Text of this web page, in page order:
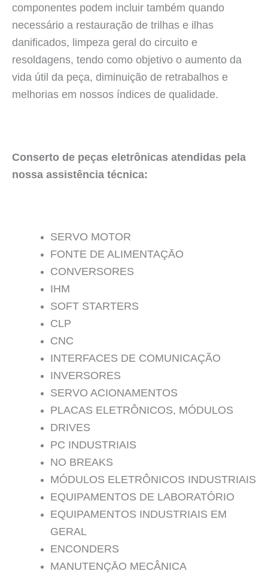
componentes podem incluir também quando
necessário a restauração de trilhas e ilhas
danificados, limpeza geral do circuito e
resoldagens, tendo como objetivo o aumento da
vida útil da peça, diminuição de retrabalhos e
melhorias em nossos índices de qualidade.
Conserto de peças eletrônicas atendidas pela
nossa assistência técnica:
SERVO MOTOR
FONTE DE ALIMENTAÇĀO
CONVERSORES
IHM
SOFT STARTERS
CLP
CNC
INTERFACES DE COMUNICAÇÃO
INVERSORES
SERVO ACIONAMENTOS
PLACAS ELETRÔNICOS, MÓDULOS
DRIVES
PC INDUSTRIAIS
NO BREAKS
MÓDULOS ELETRÔNICOS INDUSTRIAIS
EQUIPAMENTOS DE LABORATÓRIO
EQUIPAMENTOS INDUSTRIAIS EM
GERAL
ENCONDERS
MANUTENÇĀO MECÂNICA